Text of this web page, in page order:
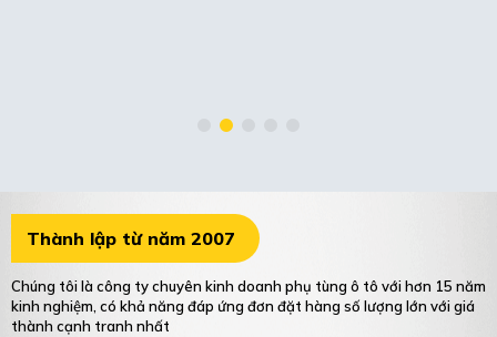
Thành lập từ năm 2007
Chúng tôi là công ty chuyên kinh doanh phụ tùng ô tô với hơn 15 năm
kinh nghiệm, có khả năng đáp ứng đơn đặt hàng số lượng lớn với giá
thành cạnh tranh nhất